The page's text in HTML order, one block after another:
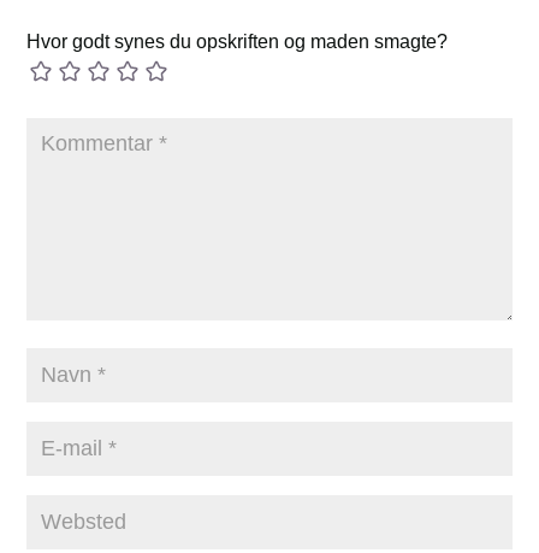
Hvor godt synes du opskriften og maden smagte?